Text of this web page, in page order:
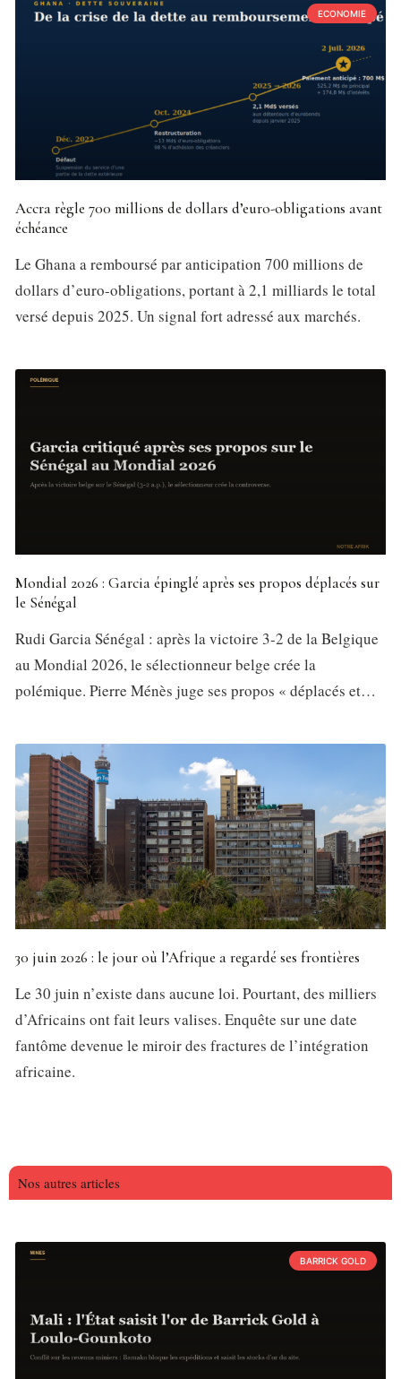
ECONOMIE
Accra règle 700 millions de dollars d’euro-obligations avant
échéance
Le Ghana a remboursé par anticipation 700 millions de
dollars d’euro-obligations, portant à 2,1 milliards le total
versé depuis 2025. Un signal fort adressé aux marchés.
Mondial 2026 : Garcia épinglé après ses propos déplacés sur
le Sénégal
Rudi Garcia Sénégal : après la victoire 3-2 de la Belgique
au Mondial 2026, le sélectionneur belge crée la
polémique. Pierre Ménès juge ses propos « déplacés et…
30 juin 2026 : le jour où l’Afrique a regardé ses frontières
Le 30 juin n’existe dans aucune loi. Pourtant, des milliers
d’Africains ont fait leurs valises. Enquête sur une date
fantôme devenue le miroir des fractures de l’intégration
africaine.
Nos autres articles
BARRICK GOLD